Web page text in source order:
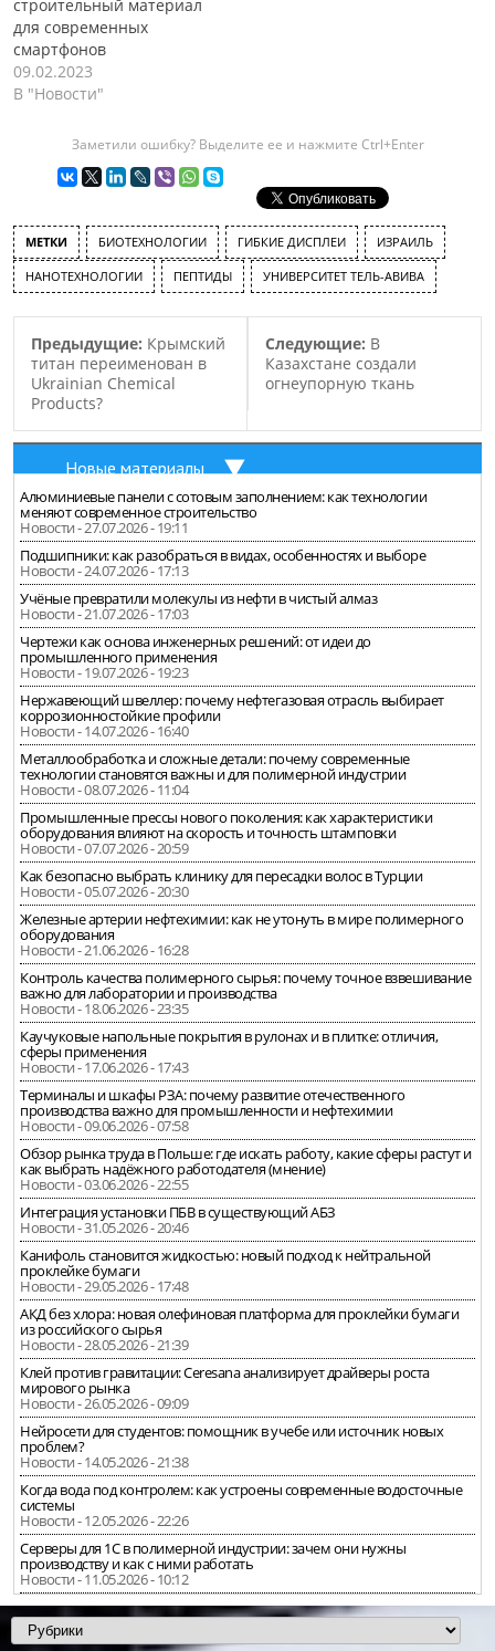
строительный материал
для современных
смартфонов
09.02.2023
В "Новости"
Заметили ошибку? Выделите ее и нажмите Ctrl+Enter
МЕТКИ БИОТЕХНОЛОГИИ ГИБКИЕ ДИСПЛЕИ ИЗРАИЛЬ
НАНОТЕХНОЛОГИИ ПЕПТИДЫ УНИВЕРСИТЕТ ТЕЛЬ-АВИВА
Предыдущие: Крымский
титан переименован в
Ukrainian Chemical
Products?
Следующие: В
Казахстане создали
огнеупорную ткань
Новые материалы
Алюминиевые панели с сотовым заполнением: как технологии
меняют современное строительство
Новости - 27.07.2026 - 19:11
Подшипники: как разобраться в видах, особенностях и выборе
Новости - 24.07.2026 - 17:13
Учёные превратили молекулы из нефти в чистый алмаз
Новости - 21.07.2026 - 17:03
Чертежи как основа инженерных решений: от идеи до
промышленного применения
Новости - 19.07.2026 - 19:23
Нержавеющий швеллер: почему нефтегазовая отрасль выбирает
коррозионностойкие профили
Новости - 14.07.2026 - 16:40
Металлообработка и сложные детали: почему современные
технологии становятся важны и для полимерной индустрии
Новости - 08.07.2026 - 11:04
Промышленные прессы нового поколения: как характеристики
оборудования влияют на скорость и точность штамповки
Новости - 07.07.2026 - 20:59
Как безопасно выбрать клинику для пересадки волос в Турции
Новости - 05.07.2026 - 20:30
Железные артерии нефтехимии: как не утонуть в мире полимерного
оборудования
Новости - 21.06.2026 - 16:28
Контроль качества полимерного сырья: почему точное взвешивание
важно для лаборатории и производства
Новости - 18.06.2026 - 23:35
Каучуковые напольные покрытия в рулонах и в плитке: отличия,
сферы применения
Новости - 17.06.2026 - 17:43
Терминалы и шкафы РЗА: почему развитие отечественного
производства важно для промышленности и нефтехимии
Новости - 09.06.2026 - 07:58
Обзор рынка труда в Польше: где искать работу, какие сферы растут и
как выбрать надёжного работодателя (мнение)
Новости - 03.06.2026 - 22:55
Интеграция установки ПБВ в существующий АБЗ
Новости - 31.05.2026 - 20:46
Канифоль становится жидкостью: новый подход к нейтральной
проклейке бумаги
Новости - 29.05.2026 - 17:48
АКД без хлора: новая олефиновая платформа для проклейки бумаги
из российского сырья
Новости - 28.05.2026 - 21:39
Клей против гравитации: Ceresana анализирует драйверы роста
мирового рынка
Новости - 26.05.2026 - 09:09
Нейросети для студентов: помощник в учебе или источник новых
проблем?
Новости - 14.05.2026 - 21:38
Когда вода под контролем: как устроены современные водосточные
системы
Новости - 12.05.2026 - 22:26
Серверы для 1С в полимерной индустрии: зачем они нужны
производству и как с ними работать
Новости - 11.05.2026 - 10:12